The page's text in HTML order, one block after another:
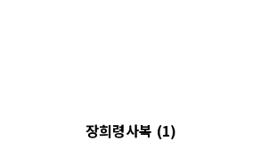
장희령사복 (1)